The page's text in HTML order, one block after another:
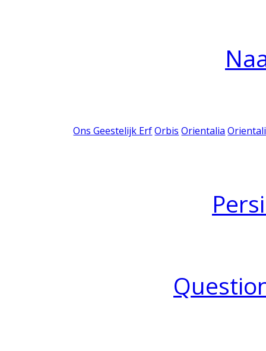
Ons Geestelijk Erf Orbis Orientalia